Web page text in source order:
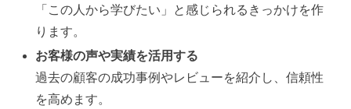
「この人から学びたい」と感じられるきっかけを作
ります。
お客様の声や実績を活用する
過去の顧客の成功事例やレビューを紹介し、信頼性
を高めます。